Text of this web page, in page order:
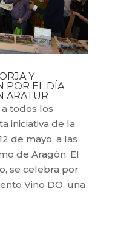
Y
POR EL DÍA
ARATUR
todos los
iniciativa de la
de mayo, a las
de Aragón. El
se celebra por
Vino DO, una